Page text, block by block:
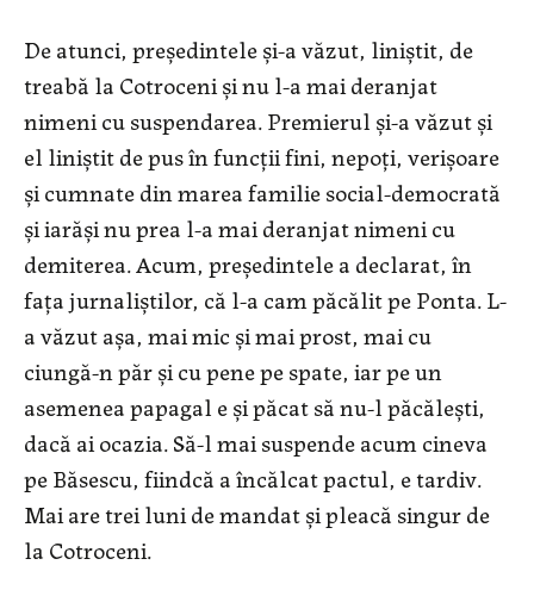
De atunci, preşedintele şi-a văzut, liniştit, de
treabă la Cotroceni şi nu l-a mai deranjat
nimeni cu suspendarea. Premierul şi-a văzut şi
el liniştit de pus în funcţii fini, nepoţi, verişoare
şi cumnate din marea familie social-democrată
şi iarăşi nu prea l-a mai deranjat nimeni cu
demiterea. Acum, preşedintele a declarat, în
faţa jurnaliştilor, că l-a cam păcălit pe Ponta. L-
a văzut aşa, mai mic şi mai prost, mai cu
ciungă-n păr şi cu pene pe spate, iar pe un
asemenea papagal e şi păcat să nu-l păcăleşti,
dacă ai ocazia. Să-l mai suspende acum cineva
pe Băsescu, fiindcă a încălcat pactul, e tardiv.
Mai are trei luni de mandat şi pleacă singur de
la Cotroceni.